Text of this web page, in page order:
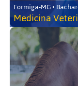
Formiga-MG •
Medicina